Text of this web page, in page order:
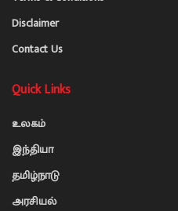
Disclaimer
Contact Us
Quick Links
உலகம்
இந்தியா
தமிழ்நாடு
அரசியல்